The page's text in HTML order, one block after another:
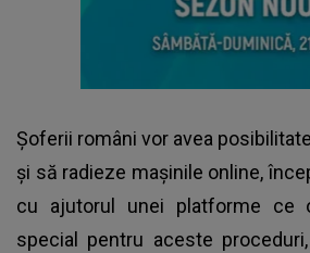
Șoferii români vor avea
și să radieze mașinile online,
cu ajutorul unei platforme ce
special pentru aceste